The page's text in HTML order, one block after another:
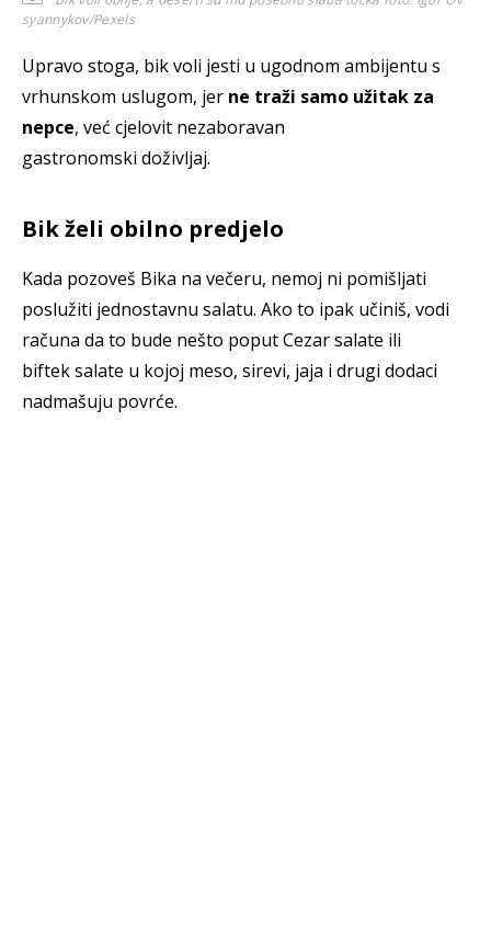
syannykov/Pexels
Upravo stoga, bik voli jesti u ugodnom ambijentu s
vrhunskom uslugom, jer ne traži samo užitak za
nepce, već cjelovit nezaboravan
gastronomski doživljaj.
Bik želi obilno predjelo
Kada pozoveš Bika na večeru, nemoj ni pomišljati
poslužiti jednostavnu salatu. Ako to ipak učiniš, vodi
računa da to bude nešto poput Cezar salate ili
biftek salate u kojoj meso, sirevi, jaja i drugi dodaci
nadmašuju povrće.